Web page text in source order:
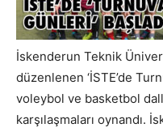
İskenderun Teknik
düzenlenen ‘İSTE’de
voleybol ve basketbol
karşılaşmaları oynandı.